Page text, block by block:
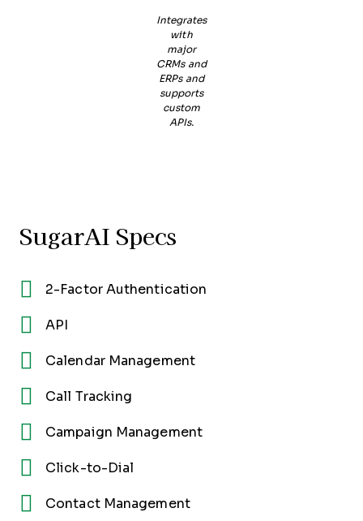
Integrates
with
major
CRMs and
ERPs and
supports
custom
APIs.
SugarAI Specs
2-Factor Authentication
API
Calendar Management
Call Tracking
Campaign Management
Click-to-Dial
Contact Management